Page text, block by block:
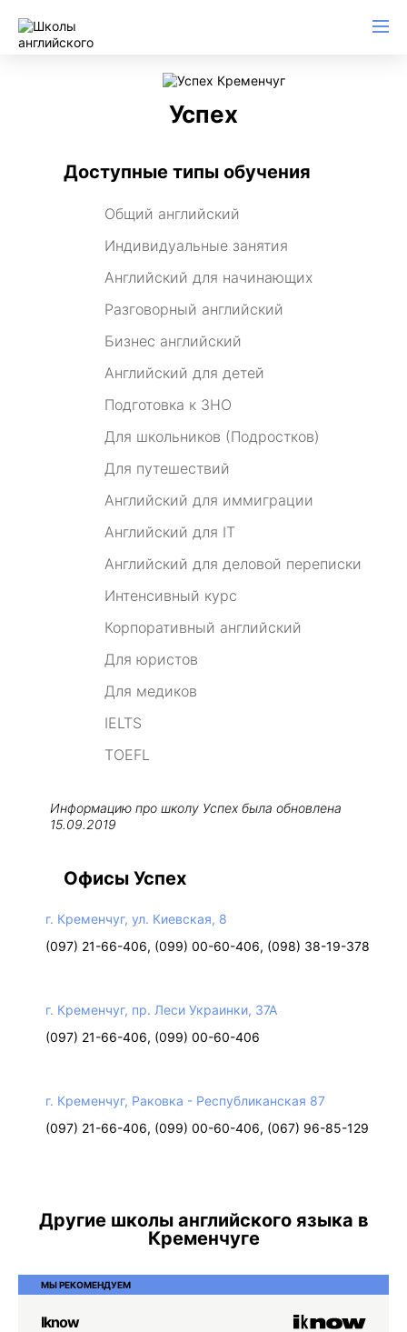
Успех
Доступные типы обучения
Общий английский
Индивидуальные занятия
Английский для начинающих
Разговорный английский
Бизнес английский
Английский для детей
Подготовка к ЗНО
Для школьников (Подростков)
Для путешествий
Английский для иммиграции
Английский для IT
Английский для деловой переписки
Интенсивный курс
Корпоративный английский
Для юристов
Для медиков
IELTS
TOEFL
Информацию про школу Успех была обновлена
15.09.2019
Офисы Успех
г. Кременчуг, ул. Киевская, 8
(097) 21-66-406, (099) 00-60-406, (098) 38-19-378
г. Кременчуг, пр. Леси Украинки, 37А
(097) 21-66-406, (099) 00-60-406
г. Кременчуг, Раковка - Республиканская 87
(097) 21-66-406, (099) 00-60-406, (067) 96-85-129
Другие школы английского языка в
Кременчуге
МЫ РЕКОМЕНДУЕМ
Iknow